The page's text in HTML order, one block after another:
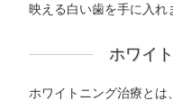
映える白い歯を手に入れ
ホワイ
ホワイトニング治療と